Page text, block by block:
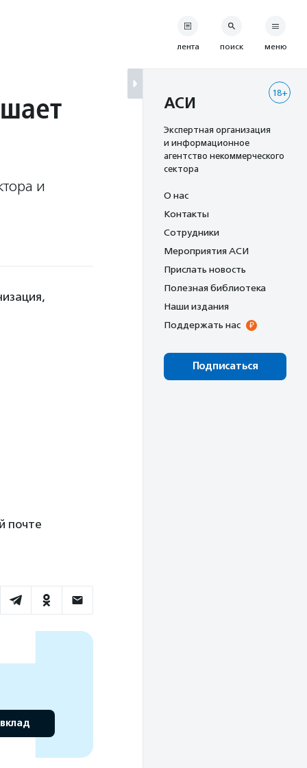
и
почте
лента поиск меню
18+
АСИ
Экспертная организация
и информационное
агентство некоммерческого
сектора
О нас
Контакты
Сотрудники
Мероприятия АСИ
Прислать новость
Полезная библиотека
Наши издания
Поддержать нас
Подписаться